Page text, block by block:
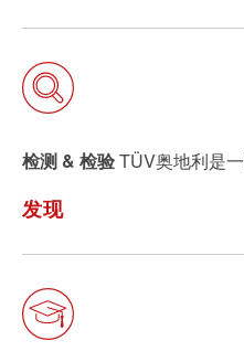
检测 & 检验TÜV奥地利是
发现